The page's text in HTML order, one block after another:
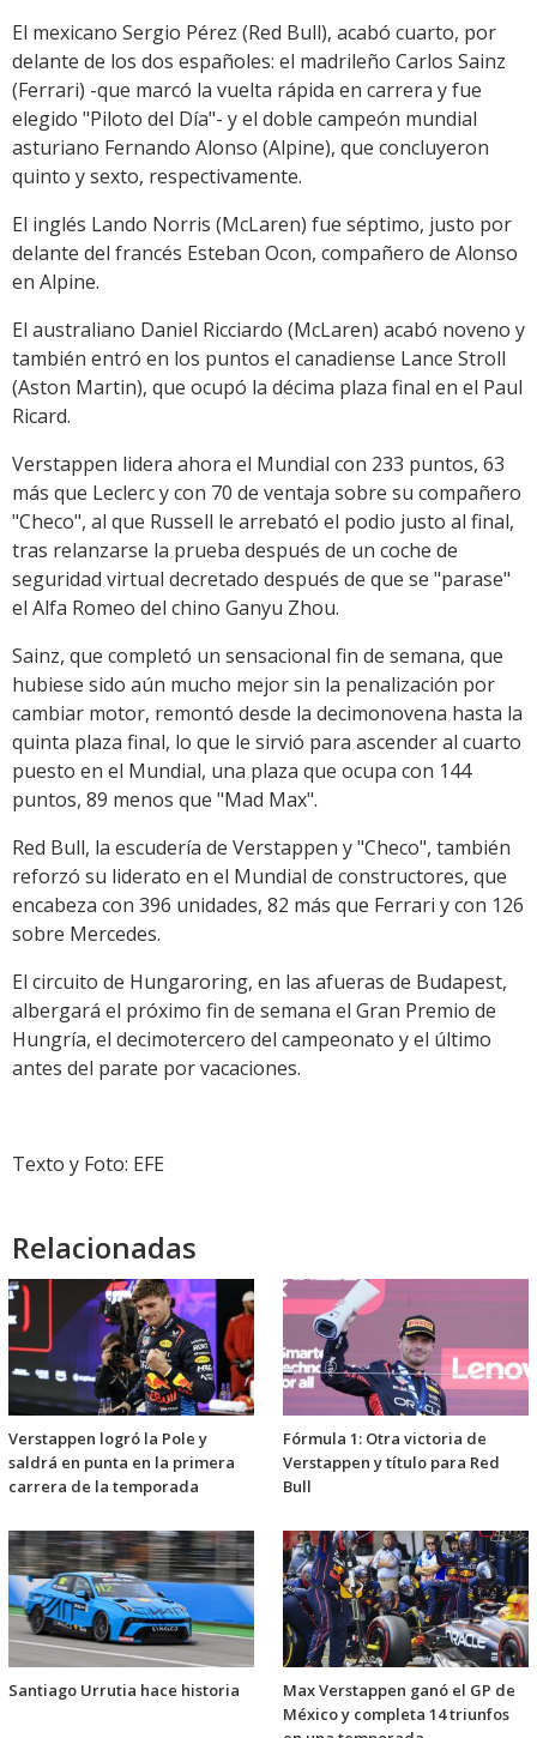
El mexicano Sergio Pérez (Red Bull), acabó cuarto, por
delante de los dos españoles: el madrileño Carlos Sainz
(Ferrari) -que marcó la vuelta rápida en carrera y fue
elegido "Piloto del Día"- y el doble campeón mundial
asturiano Fernando Alonso (Alpine), que concluyeron
quinto y sexto, respectivamente.
El inglés Lando Norris (McLaren) fue séptimo, justo por
delante del francés Esteban Ocon, compañero de Alonso
en Alpine.
El australiano Daniel Ricciardo (McLaren) acabó noveno y
también entró en los puntos el canadiense Lance Stroll
(Aston Martin), que ocupó la décima plaza final en el Paul
Ricard.
Verstappen lidera ahora el Mundial con 233 puntos, 63
más que Leclerc y con 70 de ventaja sobre su compañero
"Checo", al que Russell le arrebató el podio justo al final,
tras relanzarse la prueba después de un coche de
seguridad virtual decretado después de que se "parase"
el Alfa Romeo del chino Ganyu Zhou.
Sainz, que completó un sensacional fin de semana, que
hubiese sido aún mucho mejor sin la penalización por
cambiar motor, remontó desde la decimonovena hasta la
quinta plaza final, lo que le sirvió para ascender al cuarto
puesto en el Mundial, una plaza que ocupa con 144
puntos, 89 menos que "Mad Max".
Red Bull, la escudería de Verstappen y "Checo", también
reforzó su liderato en el Mundial de constructores, que
encabeza con 396 unidades, 82 más que Ferrari y con 126
sobre Mercedes.
El circuito de Hungaroring, en las afueras de Budapest,
albergará el próximo fin de semana el Gran Premio de
Hungría, el decimotercero del campeonato y el último
antes del parate por vacaciones.
Texto y Foto: EFE
Relacionadas
Verstappen logró la Pole y
saldrá en punta en la primera
carrera de la temporada
Fórmula 1: Otra victoria de
Verstappen y título para Red
Bull
Santiago Urrutia hace historia
Max Verstappen ganó el GP de
México y completa 14 triunfos